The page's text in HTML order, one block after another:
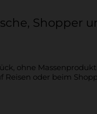
Shopper
ohne
Reisen oder beim